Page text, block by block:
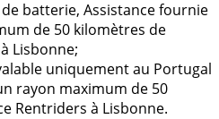
batterie, Assistance fournie
de 50 kilomètres de
Lisbonne;
uniquement au Portugal
rayon maximum de 50
Rentriders à Lisbonne.